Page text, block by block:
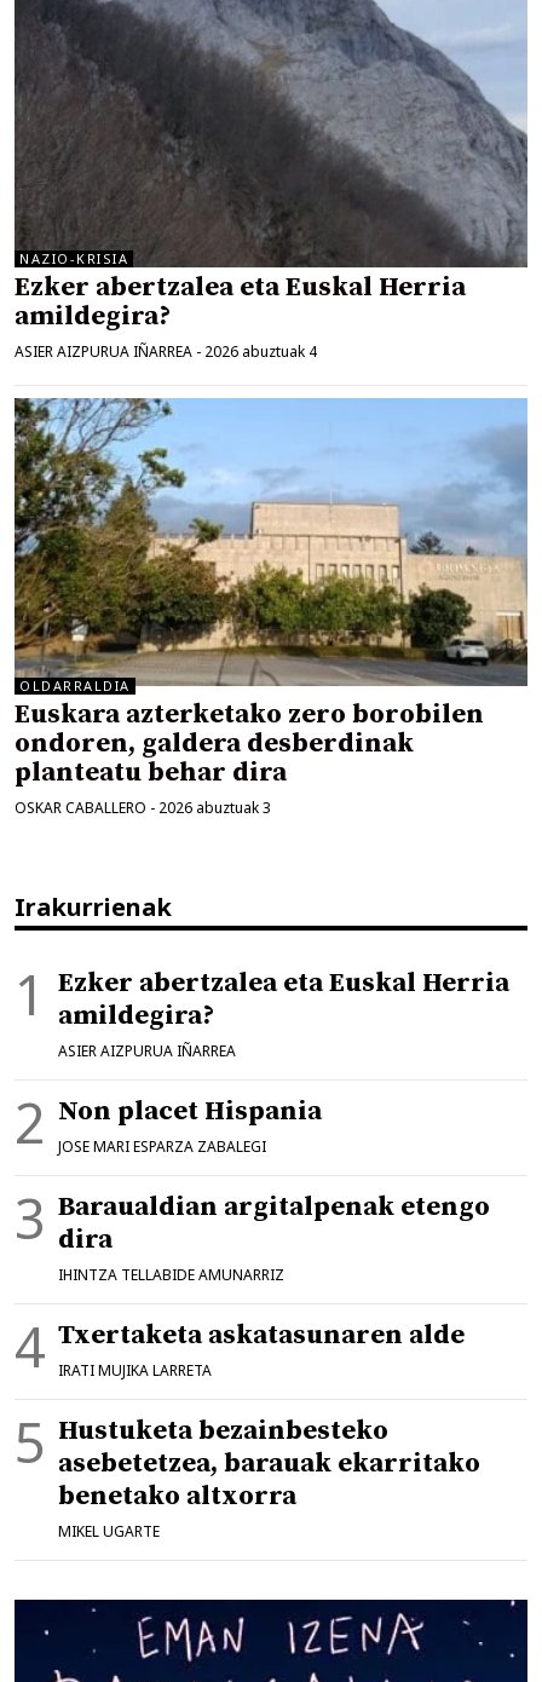
NAZIO-KRISIA
Ezker abertzalea eta Euskal Herria
amildegira?
ASIER AIZPURUA IÑARREA - 2026 abuztuak 4
OLDARRALDIA
Euskara azterketako zero borobilen
ondoren, galdera desberdinak
planteatu behar dira
OSKAR CABALLERO - 2026 abuztuak 3
Irakurrienak
Ezker abertzalea eta Euskal Herria
amildegira?
ASIER AIZPURUA IÑARREA
Non placet Hispania
JOSE MARI ESPARZA ZABALEGI
Baraualdian argitalpenak etengo
dira
IHINTZA TELLABIDE AMUNARRIZ
Txertaketa askatasunaren alde
IRATI MUJIKA LARRETA
Hustuketa bezainbesteko
asebetetzea, barauak ekarritako
benetako altxorra
MIKEL UGARTE